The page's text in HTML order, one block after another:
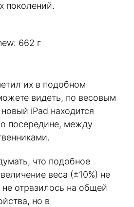
поколений.
662 г
их в подобном
видеть, по весовым
iPad находится
посередине, между
что подобное
веса (±10%) не
отразилось на общей
но в